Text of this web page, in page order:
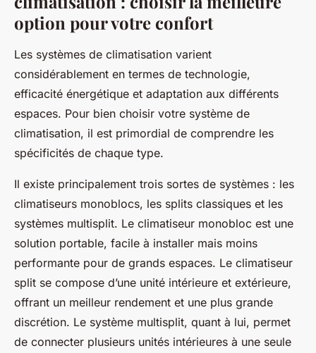
option pour votre confort
Les systèmes de climatisation varient
considérablement en termes de technologie,
efficacité énergétique et adaptation aux différents
espaces. Pour bien choisir votre système de
climatisation, il est primordial de comprendre les
spécificités de chaque type.
Il existe principalement trois sortes de systèmes : les
climatiseurs monoblocs, les splits classiques et les
systèmes multisplit. Le climatiseur monobloc est une
solution portable, facile à installer mais moins
performante pour de grands espaces. Le climatiseur
split se compose d’une unité intérieure et extérieure,
offrant un meilleur rendement et une plus grande
discrétion. Le système multisplit, quant à lui, permet
de connecter plusieurs unités intérieures à une seule